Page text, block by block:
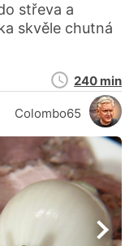
střeva a
skvěle chutná
Colombo65
Doba
přípravy
240 min